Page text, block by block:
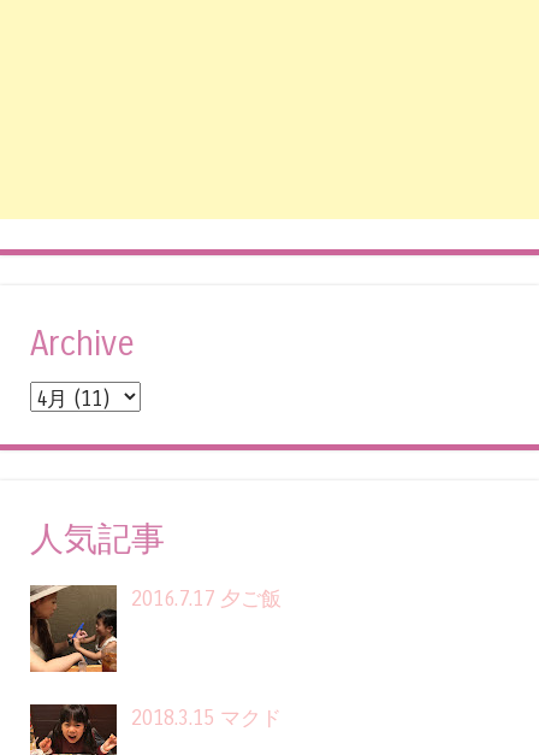
Archive
人気記事
2016.7.17 夕ご飯
2018.3.15 マクド